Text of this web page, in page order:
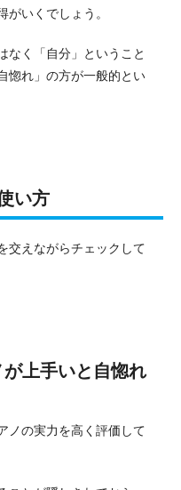
いくでしょう。
なく「自分」ということ
惚れ」の方が一般的とい
い方
交えながらチェックして
上手いと自惚れ
ノの実力を高く評価して